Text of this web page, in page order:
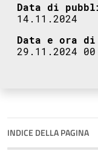
Data di
14.11.2024
Data e ora di
29.11.2024
INDICE DELLA PAGINA